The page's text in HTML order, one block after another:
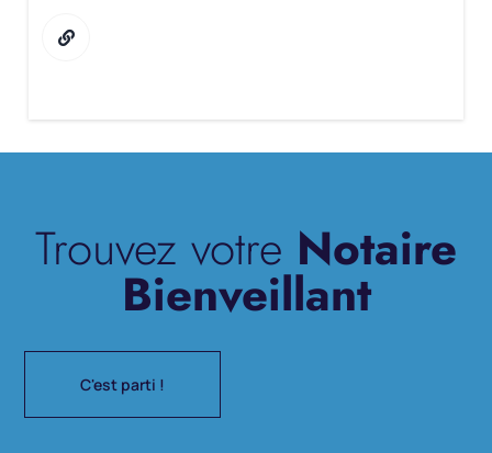
Trouvez votre Notaire
Bienveillant
C'est parti !